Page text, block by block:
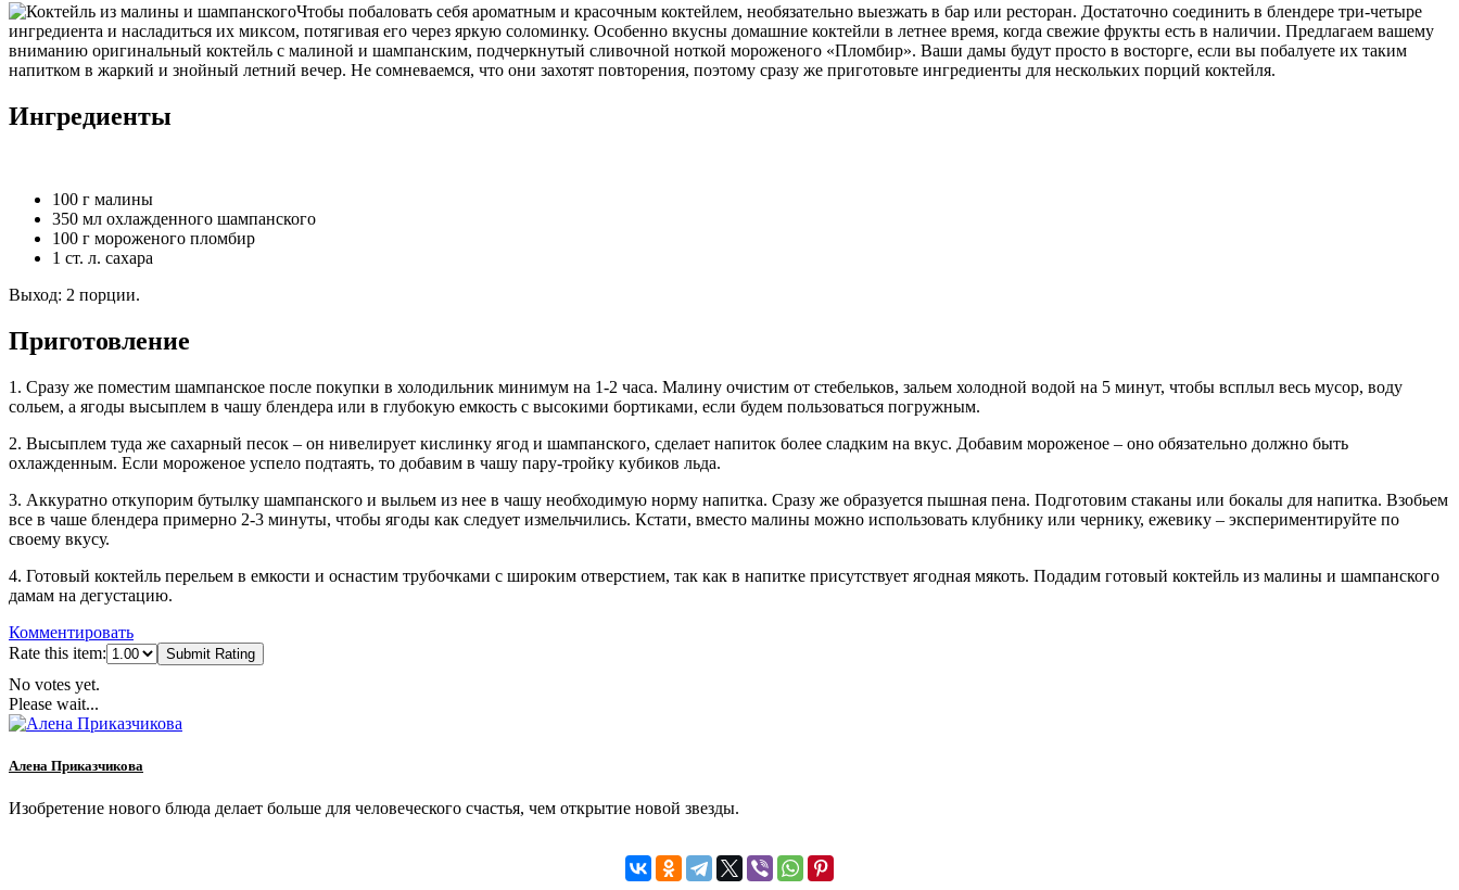
Чтобы побаловать себя ароматным и красочным коктейлем, необязательно выезжать в бар или ресторан. Достаточно соединить в блендере три-четыре
ингредиента и насладиться их миксом, потягивая его через яркую соломинку. Особенно вкусны домашние коктейли в летнее время, когда свежие фрукты есть в наличии. Предлагаем вашему
вниманию оригинальный коктейль с малиной и шампанским, подчеркнутый сливочной ноткой мороженого «Пломбир». Ваши дамы будут просто в восторге, если вы побалуете их таким
напитком в жаркий и знойный летний вечер. Не сомневаемся, что они захотят повторения, поэтому сразу же приготовьте ингредиенты для нескольких порций коктейля.
Ингредиенты
100 г малины
350 мл охлажденного шампанского
100 г мороженого пломбир
1 ст. л. сахара
Выход: 2 порции.
Приготовление
1. Сразу же поместим шампанское после покупки в холодильник минимум на 1-2 часа. Малину очистим от стебельков, зальем холодной водой на 5 минут, чтобы всплыл весь мусор, воду
сольем, а ягоды высыплем в чашу блендера или в глубокую емкость с высокими бортиками, если будем пользоваться погружным.
2. Высыплем туда же сахарный песок – он нивелирует кислинку ягод и шампанского, сделает напиток более сладким на вкус. Добавим мороженое – оно обязательно должно быть
охлажденным. Если мороженое успело подтаять, то добавим в чашу пару-тройку кубиков льда.
3. Аккуратно откупорим бутылку шампанского и выльем из нее в чашу необходимую норму напитка. Сразу же образуется пышная пена. Подготовим стаканы или бокалы для напитка. Взобьем
все в чаше блендера примерно 2-3 минуты, чтобы ягоды как следует измельчились. Кстати, вместо малины можно использовать клубнику или чернику, ежевику – экспериментируйте по
своему вкусу.
4. Готовый коктейль перельем в емкости и оснастим трубочками с широким отверстием, так как в напитке присутствует ягодная мякоть. Подадим готовый коктейль из малины и шампанского
дамам на дегустацию.
Комментировать
Rate this item:
Submit Rating
No votes yet.
Please wait...
Алена Приказчикова
Изобретение нового блюда делает больше для человеческого счастья, чем открытие новой звезды.